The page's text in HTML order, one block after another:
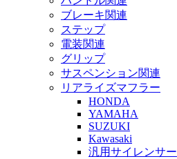
ブレーキ関連
ステップ
電装関連
グリップ
サスペンション関連
リアライズマフラー
HONDA
YAMAHA
SUZUKI
Kawasaki
汎用サイレンサー